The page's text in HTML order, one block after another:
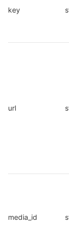
key
url
media_id